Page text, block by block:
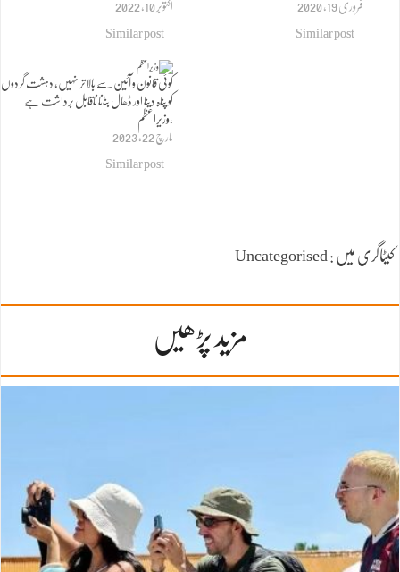
اکتوبر 10, 2022
Similar post
فروری 19, 2020
Similar post
کوئی قانون و آئین سے بالاتر نہیں، دہشت گردوں
کو پناہ دینا اور ڈھال بنانا ناقابل برداشت ہے
،وزیراعظم
مارچ 22, 2023
Similar post
کیٹاگری میں : Uncategorised
مزید پڑھیں